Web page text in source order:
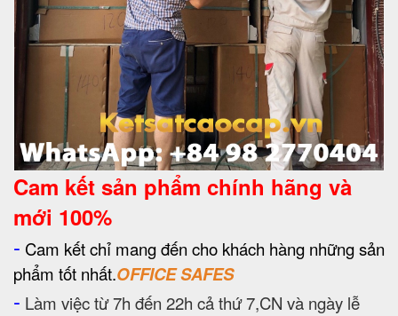
Cam kết sản phẩm chính hãng và
mới 100%
- Cam kết chỉ mang đến cho khách hàng những sản
phẩm tốt nhất.OFFICE SAFES
- Làm việc từ 7h đến 22h cả thứ 7,CN và ngày lễ